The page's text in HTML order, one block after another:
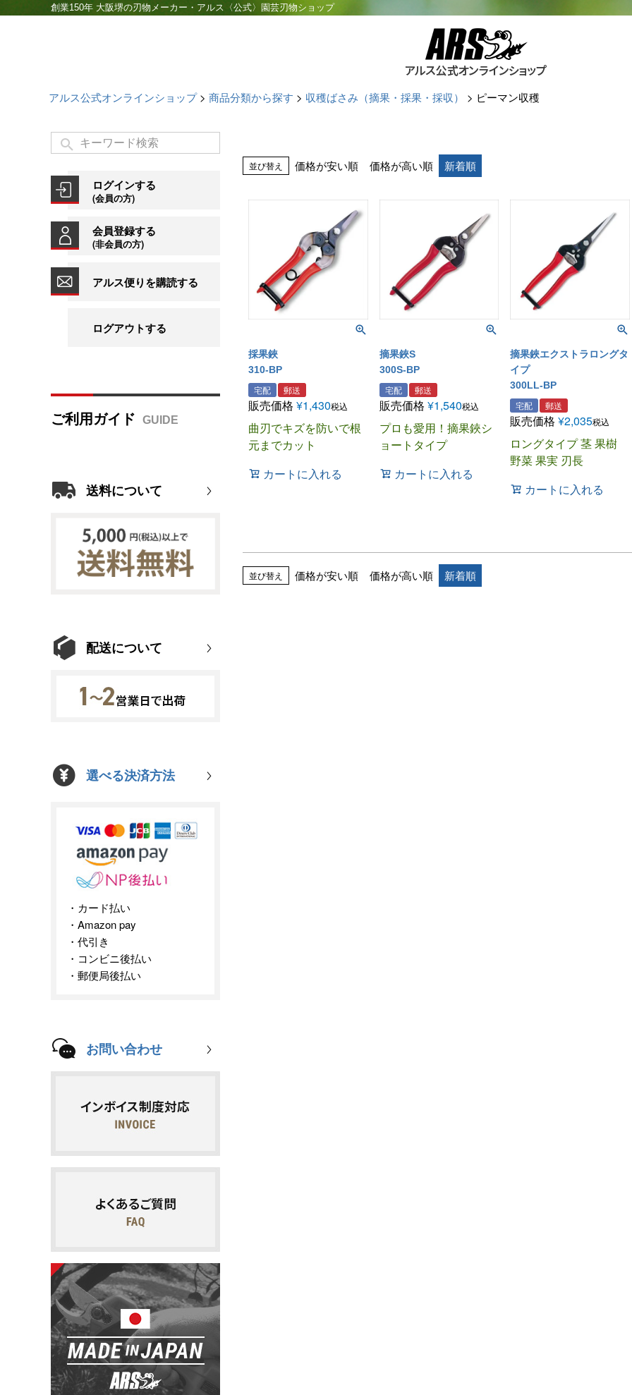
創業150年 大阪堺の刃物メーカー・アルス〈公式〉園芸刃物ショップ
アルス公式オンラインショップ 商品分類から探す 収穫ばさみ（摘果・採果・採収） ピーマン収穫
ログインする
(会員の方)
会員登録する
(非会員の方)
アルス便りを購読する
ログアウトする
ご利用ガイド
送料について
配送について
選べる決済方法
カード払い
Amazon pay
代引き
コンビニ後払い
郵便局後払い
お問い合わせ
並び替え 価格が安い順 価格が高い順 新着順
採果鋏
310-BP
宅配 郵送
販売価格 ¥1,430税込
曲刃でキズを防いで根
元までカット
カートに入れる
摘果鋏S
300S-BP
宅配 郵送
販売価格 ¥1,540税込
プロも愛用！摘果鋏シ
ョートタイプ
カートに入れる
摘果鋏エクストラロングタ
イプ
300LL-BP
宅配 郵送
販売価格 ¥2,035税込
ロングタイプ 茎 果樹
野菜 果実 刃長
カートに入れる
並び替え 価格が安い順 価格が高い順 新着順